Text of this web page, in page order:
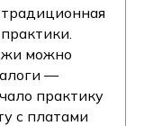
можно
—
практику
с платами